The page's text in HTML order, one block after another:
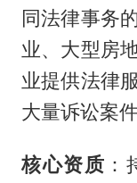
同法律事务
业、大型房
业提供法律
大量诉讼案
核心资质